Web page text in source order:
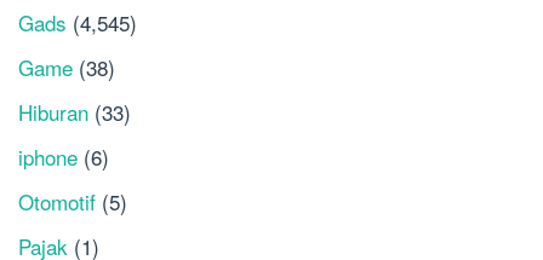
Gads (4,545)
Game (38)
Hiburan (33)
iphone (6)
Otomotif (5)
Pajak (1)